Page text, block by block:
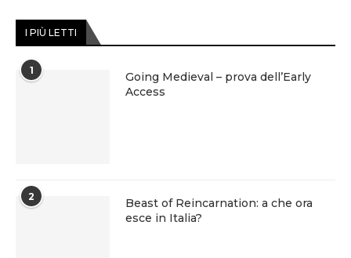
I PIÙ LETTI
1
Going Medieval – prova dell’Early
Access
2
Beast of Reincarnation: a che ora
esce in Italia?